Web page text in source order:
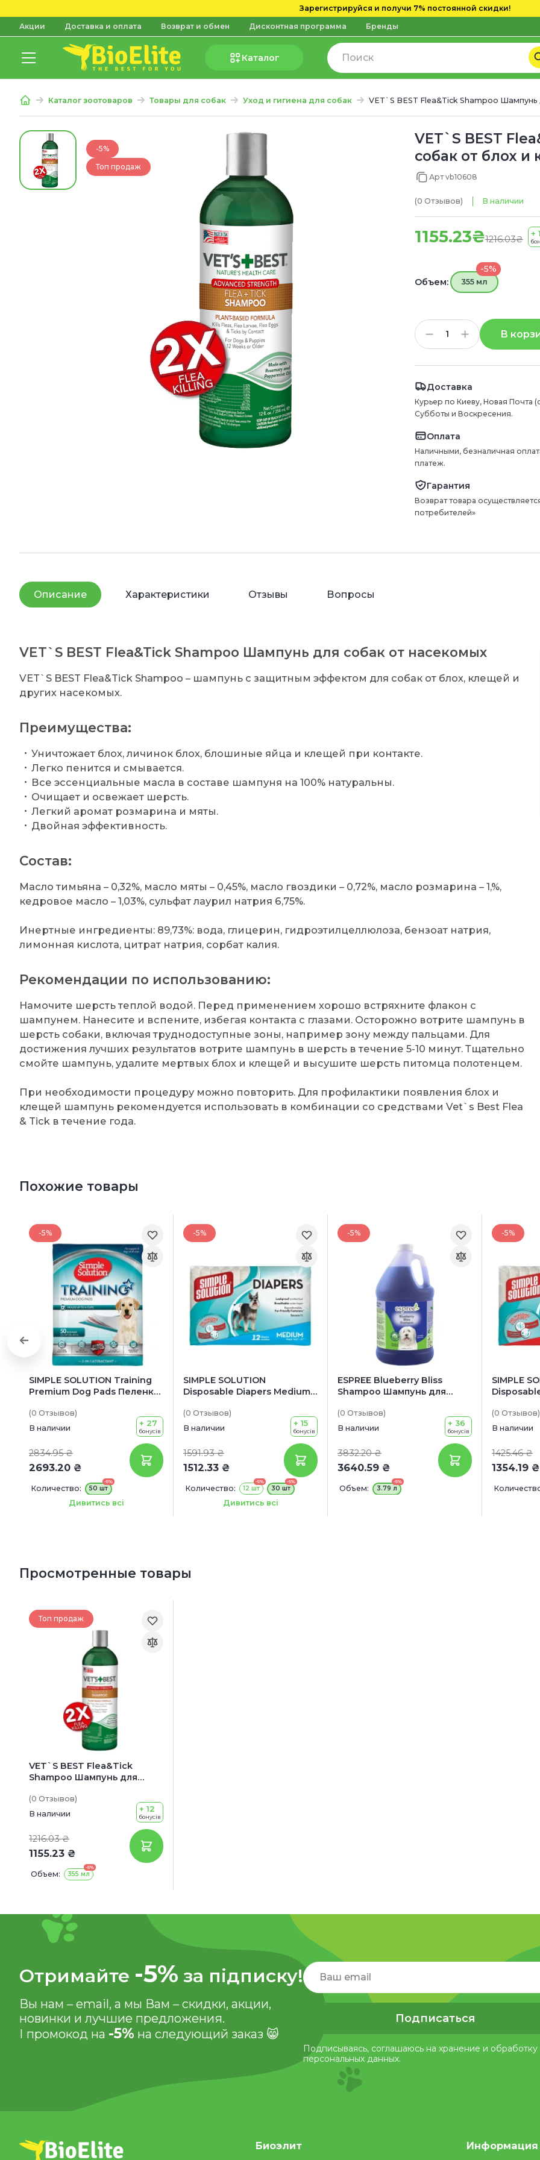
Зарегистрируйся и получи 7% постоянной скидки!
Акции Доставка и оплата Возврат и обмен Дисконтная программа Бренды
Каталог
Каталог зоотоваров Товары для собак Уход и гигиена для собак VET`S BEST Flea&Tick Shampoo
-5%
Топ продаж
VET`S BEST
собак от блох
Арт vb10608
(0 Отзывов) В наличии
1155.23₴1216.03₴
+
Объем:
-5%
355 мл
В
Доставка
Курьер по Киеву, Новая Почта
Субботы и Воскресения.
Оплата
Наличными, безналичная
платеж.
Гарантия
Возврат товара
потребителей»
Описание Характеристики Отзывы Вопросы
VET`S BEST Flea&Tick Shampoo Шампунь для собак от насекомых
VET`S BEST Flea&Tick Shampoo – шампунь с защитным эффектом для собак от блох, клещей и
других насекомых.
Преимущества:
Уничтожает блох, личинок блох, блошиные яйца и клещей при контакте.
Легко пенится и смывается.
Все эссенциальные масла в составе шампуня на 100% натуральны.
Очищает и освежает шерсть.
Легкий аромат розмарина и мяты.
Двойная эффективность.
Состав:
Масло тимьяна – 0,32%, масло мяты – 0,45%, масло гвоздики – 0,72%, масло розмарина – 1,%,
кедровое масло – 1,03%, сульфат лаурил натрия 6,75%.
Инертные ингредиенты: 89,73%: вода, глицерин, гидроэтилцеллюлоза, бензоат натрия,
лимонная кислота, цитрат натрия, сорбат калия.
Рекомендации по использованию:
Намочите шерсть теплой водой. Перед применением хорошо встряхните флакон с
шампунем. Нанесите и вспените, избегая контакта с глазами. Осторожно вотрите шампунь в
шерсть собаки, включая труднодоступные зоны, например зону между пальцами. Для
достижения лучших результатов вотрите шампунь в шерсть в течение 5-10 минут. Тщательно
смойте шампунь, удалите мертвых блох и клещей и высушите шерсть питомца полотенцем.
При необходимости процедуру можно повторить. Для профилактики появления блох и
клещей шампунь рекомендуется использовать в комбинации со средствами Vet`s Best Flea
& Tick в течение года.
Похожие товары
-5%
SIMPLE SOLUTION Training
Premium Dog Pads Пеленки
(0 Отзывов)
В наличии
2834.95 ₴
2693.20 ₴
+ 27
бонусів
Количество:
-5%
50 шт
58 х 60 см
Дивитись всі
-5%
SIMPLE SOLUTION
Disposable Diapers Medium
для собак M
(0 Отзывов)
В наличии
1591.93 ₴
1512.33 ₴
+ 15
бонусів
Количество:
-5%
12 шт
-5%
30 шт
M
Дивитись всі
-5%
ESPREE Blueberry Bliss
Shampoo Шампунь для
черники)
(0 Отзывов)
В наличии
3832.20 ₴
3640.59 ₴
+ 36
бонусів
Объем:
-5%
3.79 л
-5%
SIMPLE
для собак
(0 Отзывов)
В наличии
1425.46 ₴
1354.19 ₴
Просмотренные товары
Топ продаж
VET`S BEST Flea&Tick
Shampoo Шампунь для
(0 Отзывов)
В наличии
1216.03 ₴
1155.23 ₴
+ 12
бонусів
Объем:
-5%
355 мл
Отримайте -5% за підписку!
Вы нам – email, а мы Вам – скидки, акции,
новинки и лучшие предложения.
І промокод на -5% на следующий заказ 😸
Подписаться
Подписываясь, соглашаюсь на хранение и обработку
персональных данных.
Биоэлит Информация